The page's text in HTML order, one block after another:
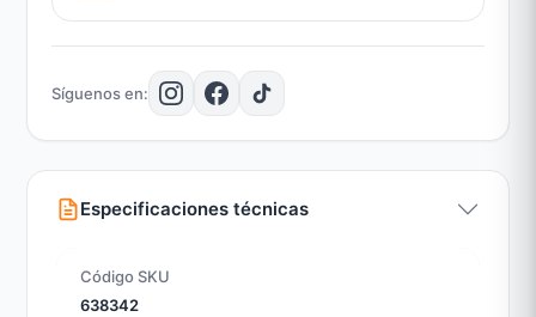
Especificaciones técnicas
Código SKU
638342
Síguenos en: